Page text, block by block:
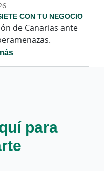
CON TU NEGOCIO
de Canarias ante
para